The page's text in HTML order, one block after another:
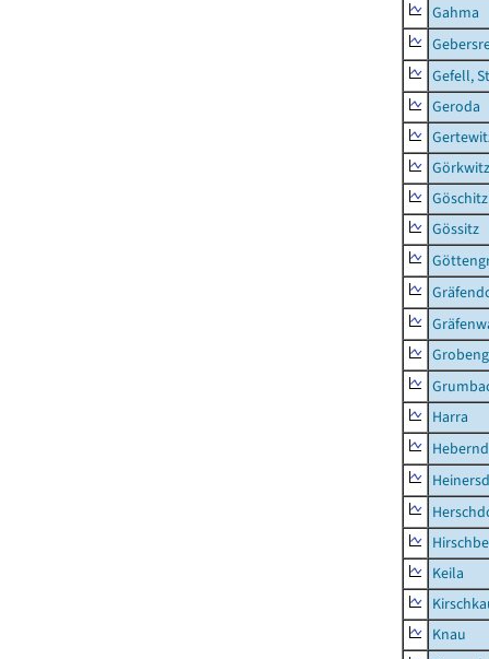
Gahma
Gefell,
Geroda
Görkwitz
Göschitz
Gössitz
Harra
Keila
Knau